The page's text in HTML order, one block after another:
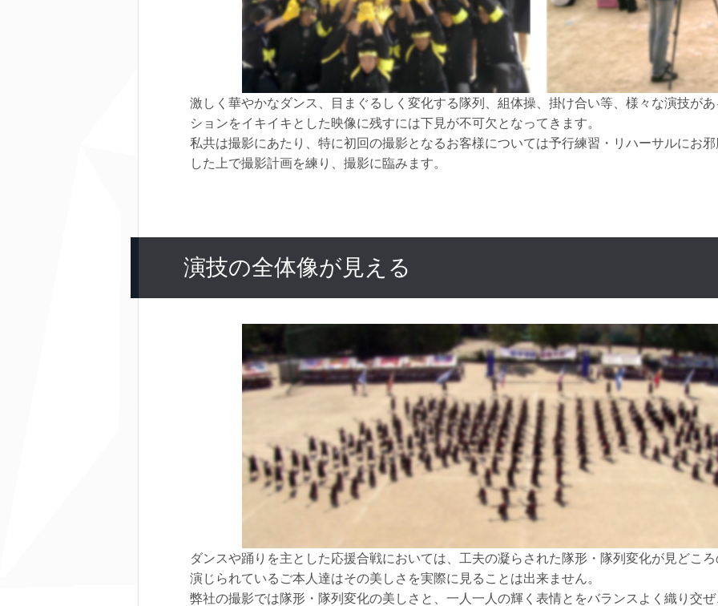
激しく華やかなダンス、目まぐるしく変化する隊列、組体操、掛け合い等、様々な演技が
ションをイキイキとした映像に残すには下見が不可欠となってきます。
私共は撮影にあたり、特に初回の撮影となるお客様については予行練習・リハーサルにお
した上で撮影計画を練り、撮影に臨みます。
演技の全体像が見える
ダンスや踊りを主とした応援合戦においては、工夫の凝らされた隊形・隊列変化が見どこ
演じられているご本人達はその美しさを実際に見ることは出来ません。
弊社の撮影では隊形・隊列変化の美しさと、一人一人の輝く表情とをバランスよく織り交